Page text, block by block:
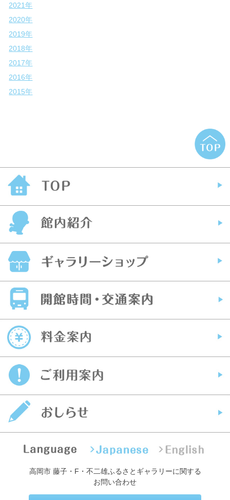
2021年
2020年
2019年
2018年
2017年
2016年
2015年
高岡市 藤子・F・不二雄ふるさとギャラリーに関する
お問い合わせ